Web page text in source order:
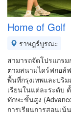
Home of Golf
ราษฎร์บูรณะ
สามารถจัดโปรแกร
ตามสนามไดร์ฟกอล์
พื้นที่กรุงเทพและปริ
เรียนในแต่ละระดับ
ทักษะขั้นสูง
การเรียนการสอนเ